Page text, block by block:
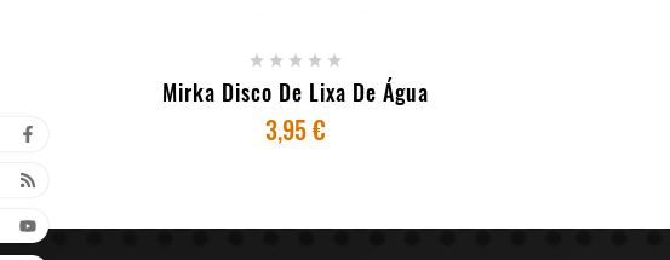
    
Mirka Disco De Lixa De Água
3,95 €